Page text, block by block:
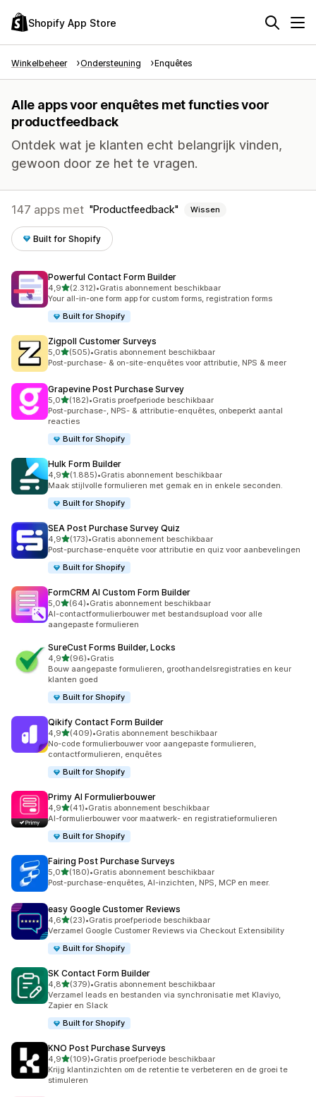
Shopify App Store
Winkelbeheer Ondersteuning Enquêtes
Alle apps voor enquêtes met functies voor
productfeedback
Ontdek wat je klanten echt belangrijk vinden,
gewoon door ze het te vragen.
147 apps met Productfeedback Wissen
Built for Shopify
Powerful Contact Form Builder
4,9van 5 sterren
(2.312)
2312 recensies in totaal
•Gratis abonnement beschikbaar
Your all-in-one form app for custom forms, registration forms
Built for Shopify
Zigpoll Customer Surveys
5,0van 5 sterren
(505)
505 recensies in totaal
•Gratis abonnement beschikbaar
Post-purchase- & on-site-enquêtes voor attributie, NPS & meer
Grapevine Post Purchase Survey
5,0van 5 sterren
(182)
182 recensies in totaal
•Gratis proefperiode beschikbaar
Post-purchase-, NPS- & attributie-enquêtes, onbeperkt aantal
reacties
Built for Shopify
Hulk Form Builder
4,9van 5 sterren
(1.885)
1885 recensies in totaal
•Gratis abonnement beschikbaar
Maak stijlvolle formulieren met gemak en in enkele seconden.
Built for Shopify
SEA Post Purchase Survey Quiz
4,9van 5 sterren
(173)
173 recensies in totaal
•Gratis abonnement beschikbaar
Post-purchase-enquête voor attributie en quiz voor aanbevelingen
Built for Shopify
FormCRM AI Custom Form Builder
5,0van 5 sterren
(64)
64 recensies in totaal
•Gratis abonnement beschikbaar
AI-contactformulierbouwer met bestandsupload voor alle
aangepaste formulieren
SureCust Forms Builder, Locks
4,9van 5 sterren
(96)
96 recensies in totaal
•Gratis
Bouw aangepaste formulieren, groothandelsregistraties en keur
klanten goed
Built for Shopify
Qikify Contact Form Builder
4,9van 5 sterren
(409)
409 recensies in totaal
•Gratis abonnement beschikbaar
No-code formulierbouwer voor aangepaste formulieren,
contactformulieren, enquêtes
Built for Shopify
Primy AI Formulierbouwer
4,9van 5 sterren
(41)
41 recensies in totaal
•Gratis abonnement beschikbaar
AI-formulierbouwer voor maatwerk- en registratieformulieren
Built for Shopify
Fairing Post Purchase Surveys
5,0van 5 sterren
(180)
180 recensies in totaal
•Gratis abonnement beschikbaar
Post-purchase-enquêtes, AI-inzichten, NPS, MCP en meer.
easy Google Customer Reviews
4,6van 5 sterren
(23)
23 recensies in totaal
•Gratis proefperiode beschikbaar
Verzamel Google Customer Reviews via Checkout Extensibility
Built for Shopify
SK Contact Form Builder
4,8van 5 sterren
(379)
379 recensies in totaal
•Gratis abonnement beschikbaar
Verzamel leads en bestanden via synchronisatie met Klaviyo,
Zapier en Slack
Built for Shopify
KNO Post Purchase Surveys
4,9van 5 sterren
(109)
109 recensies in totaal
•Gratis proefperiode beschikbaar
Krijg klantinzichten om de retentie te verbeteren en de groei te
stimuleren